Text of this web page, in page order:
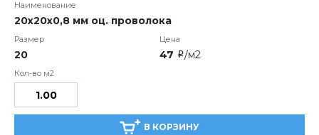
20х20х0,8 мм оц. проволока
20 47 i/м2
В КОРЗИНУ